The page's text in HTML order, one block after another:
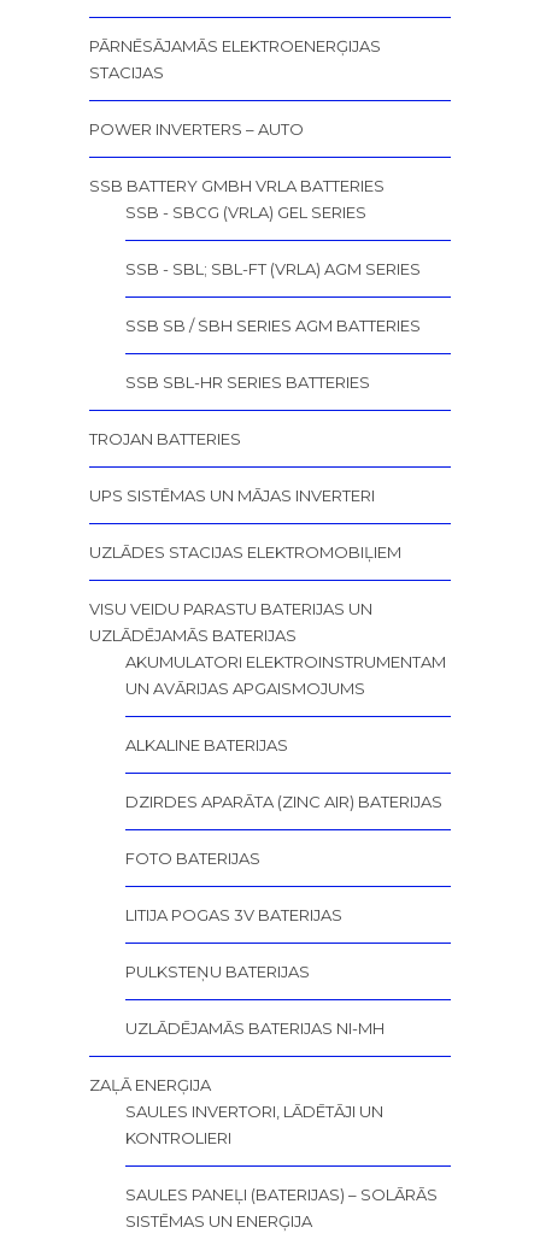
PĀRNĒSĀJAMĀS ELEKTROENERĢIJAS
STACIJAS
POWER INVERTERS – AUTO
SSB BATTERY GMBH VRLA BATTERIES
SSB - SBCG (VRLA) GEL SERIES
SSB - SBL; SBL-FT (VRLA) AGM SERIES
SSB SB / SBH SERIES AGM BATTERIES
SSB SBL-HR SERIES BATTERIES
TROJAN BATTERIES
UPS SISTĒMAS UN MĀJAS INVERTERI
UZLĀDES STACIJAS ELEKTROMOBIĻIEM
VISU VEIDU PARASTU BATERIJAS UN
UZLĀDĒJAMĀS BATERIJAS
AKUMULATORI ELEKTROINSTRUMENTAM
UN AVĀRIJAS APGAISMOJUMS
ALKALINE BATERIJAS
DZIRDES APARĀTA (ZINC AIR) BATERIJAS
FOTO BATERIJAS
LITIJA POGAS 3V BATERIJAS
PULKSTEŅU BATERIJAS
UZLĀDĒJAMĀS BATERIJAS NI-MH
ZAĻĀ ENERĢIJA
SAULES INVERTORI, LĀDĒTĀJI UN
KONTROLIERI
SAULES PANEĻI (BATERIJAS) – SOLĀRĀS
SISTĒMAS UN ENERĢIJA